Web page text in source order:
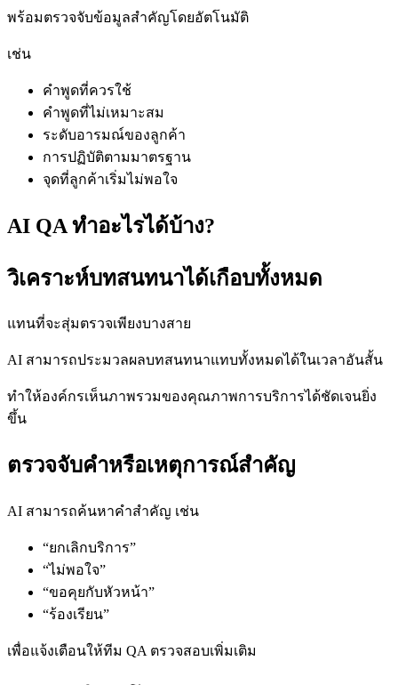
พร้อมตรวจจับข้อมูลสำคัญโดยอัตโนมัติ
เช่น
คำพูดที่ควรใช้
คำพูดที่ไม่เหมาะสม
ระดับอารมณ์ของลูกค้า
การปฏิบัติตามมาตรฐาน
จุดที่ลูกค้าเริ่มไม่พอใจ
AI QA ทำอะไรได้บ้าง?
วิเคราะห์บทสนทนาได้เกือบทั้งหมด
แทนที่จะสุ่มตรวจเพียงบางสาย
AI สามารถประมวลผลบทสนทนาแทบทั้งหมดได้ในเวลาอันสั้น
ทำให้องค์กรเห็นภาพรวมของคุณภาพการบริการได้ชัดเจนยิ่ง
ขึ้น
ตรวจจับคำหรือเหตุการณ์สำคัญ
AI สามารถค้นหาคำสำคัญ เช่น
“ยกเลิกบริการ”
“ไม่พอใจ”
“ขอคุยกับหัวหน้า”
“ร้องเรียน”
เพื่อแจ้งเตือนให้ทีม QA ตรวจสอบเพิ่มเติม